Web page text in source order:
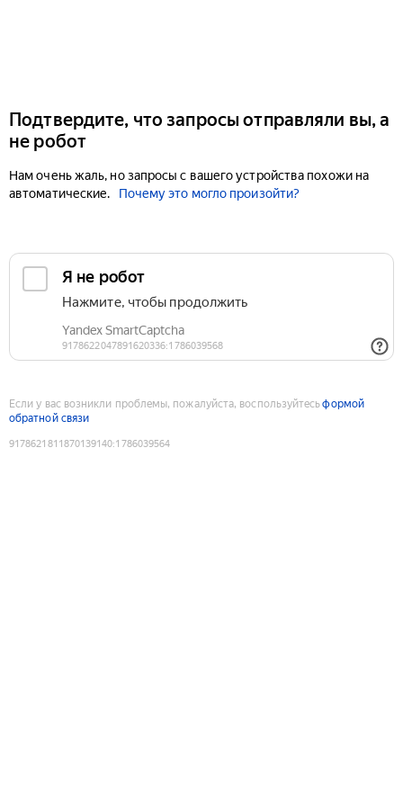
Подтвердите, что запросы отправляли вы, а
не робот
Нам очень жаль, но запросы с вашего устройства похожи на
автоматические.
Почему это могло произойти?
Если у вас возникли проблемы, пожалуйста, воспользуйтесьформой
обратной связи
9178621811870139140:1786039564